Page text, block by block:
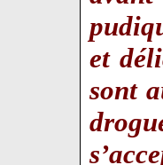
et
sont